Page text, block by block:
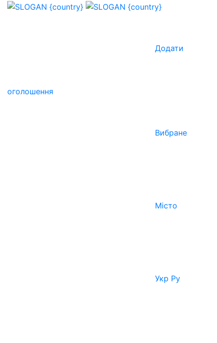
Додати
оголошення
Вибране
Місто
Укр Ру